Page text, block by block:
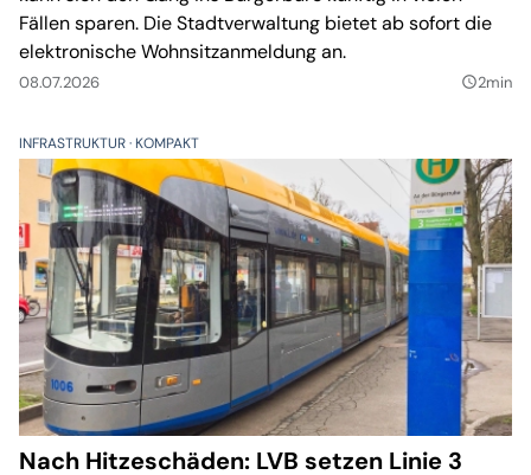
Fällen sparen. Die Stadtverwaltung bietet ab sofort die
elektronische Wohnsitzanmeldung an.
08.07.2026 query_builder2min
INFRASTRUKTUR KOMPAKT
Nach Hitzeschäden: LVB setzen Linie 3